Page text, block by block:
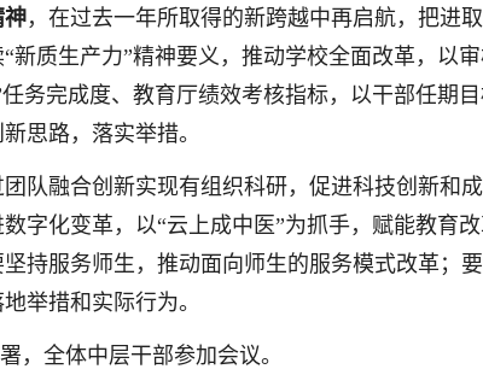
神，在过去一年所取得的新跨越中再启航，把进
新质生产力”精神要义，推动学校全面改革，以
务完成度、教育厅绩效考核指标，以干部任期
思路，落实举措。
队融合创新实现有组织科研，促进科技创新和
字化变革，以“云上成中医”为抓手，赋能教育
持服务师生，推动面向师生的服务模式改革；
举措和实际行为。
，全体中层干部参加会议。